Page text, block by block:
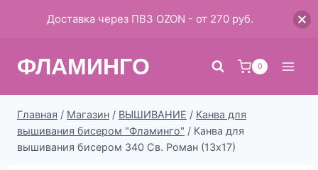
ФЛАМИНГО 0
Главная / Магазин / ВЫШИВАНИЕ / Канва для
вышивания бисером "Фламинго" / Канва для
вышивания бисером 340 Св. Роман (13х17)
Доставка через ПВЗ OZON - от 270 руб.